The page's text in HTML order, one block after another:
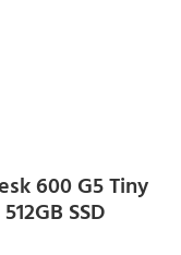
600 G5 Tiny
SSD